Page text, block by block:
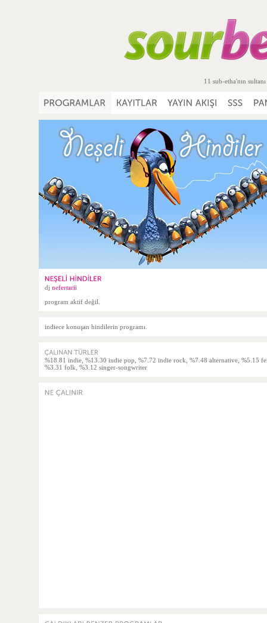
11 sub-etha'nın sultanı
dj nefertarii
program aktif değil.
indiece konuşan hindilerin programı.
%18.81 indie, %13.30 indie pop, %7.72 indie rock, %7.48 alternative, %5.15
%3.31 folk, %3.12 singer-songwriter